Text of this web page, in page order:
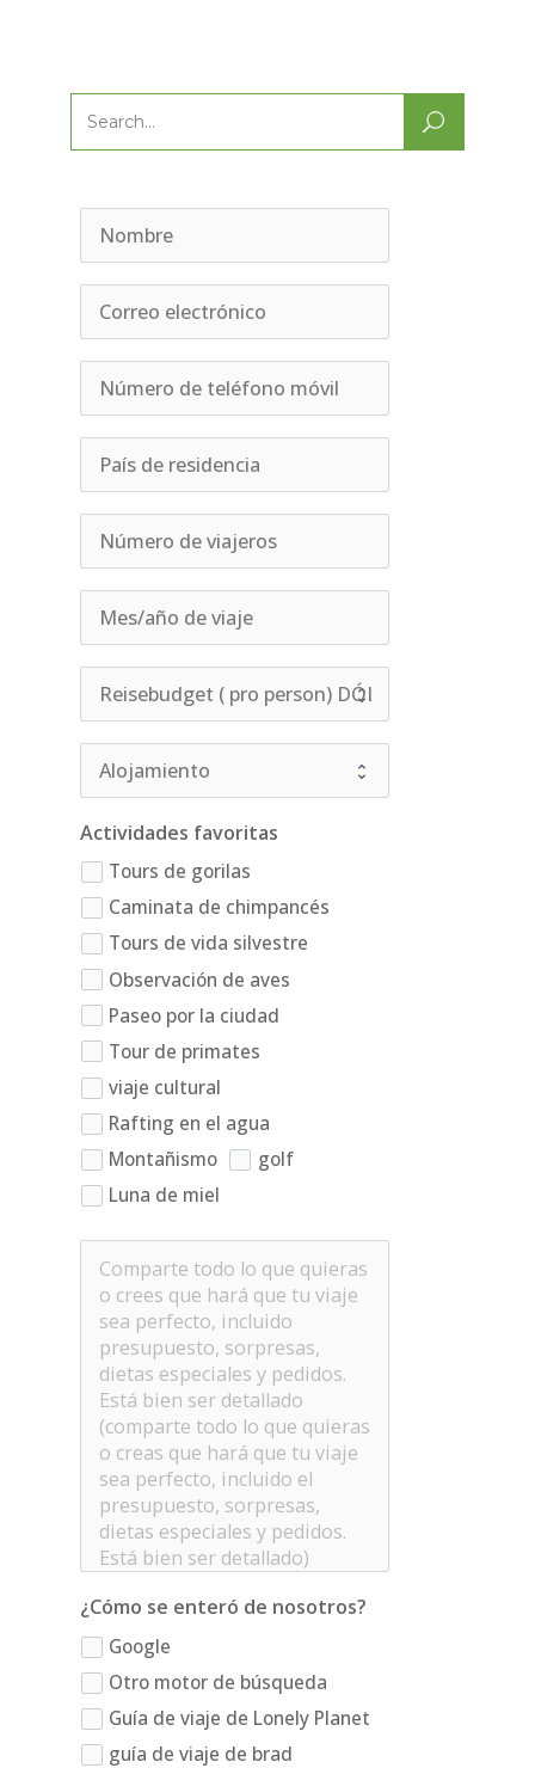
Search
for:
Actividades favoritas
Tours de gorilas
Caminata de chimpancés
Tours de vida silvestre
Observación de aves
Paseo por la ciudad
Tour de primates
viaje cultural
Rafting en el agua
Montañismo
golf
Luna de miel
¿Cómo se enteró de nosotros?
Google
Otro motor de búsqueda
Guía de viaje de Lonely Planet
guía de viaje de brad